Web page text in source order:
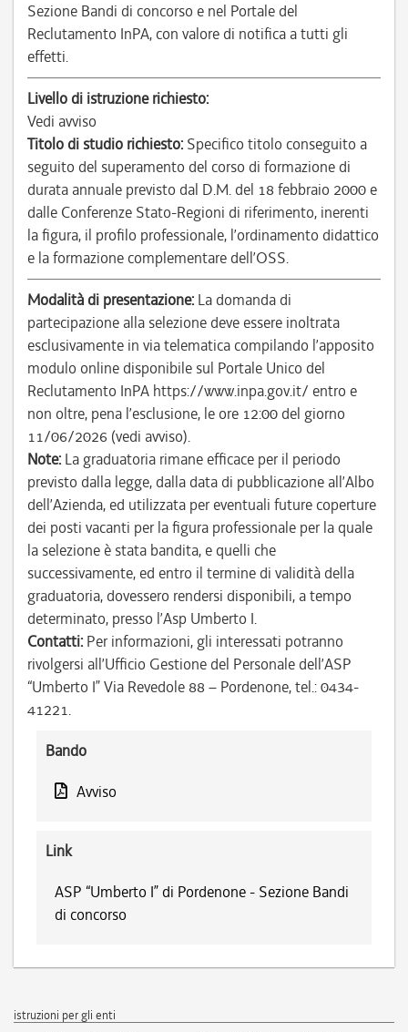
Sezione Bandi di concorso e nel Portale del
Reclutamento InPA, con valore di notifica a tutti gli
effetti.
Livello di istruzione richiesto:
Vedi avviso
Titolo di studio richiesto: Specifico titolo conseguito a
seguito del superamento del corso di formazione di
durata annuale previsto dal D.M. del 18 febbraio 2000 e
dalle Conferenze Stato-Regioni di riferimento, inerenti
la figura, il profilo professionale, l’ordinamento didattico
e la formazione complementare dell’OSS.
Modalità di presentazione: La domanda di
partecipazione alla selezione deve essere inoltrata
esclusivamente in via telematica compilando l’apposito
modulo online disponibile sul Portale Unico del
Reclutamento InPA https://www.inpa.gov.it/ entro e
non oltre, pena l’esclusione, le ore 12:00 del giorno
11/06/2026 (vedi avviso).
Note: La graduatoria rimane efficace per il periodo
previsto dalla legge, dalla data di pubblicazione all’Albo
dell’Azienda, ed utilizzata per eventuali future coperture
dei posti vacanti per la figura professionale per la quale
la selezione è stata bandita, e quelli che
successivamente, ed entro il termine di validità della
graduatoria, dovessero rendersi disponibili, a tempo
determinato, presso l’Asp Umberto I.
Contatti: Per informazioni, gli interessati potranno
rivolgersi all’Ufficio Gestione del Personale dell’ASP
“Umberto I” Via Revedole 88 – Pordenone, tel.: 0434-
41221.
Bando
Avviso
Link
ASP “Umberto I” di Pordenone - Sezione Bandi
di concorso
istruzioni per gli enti